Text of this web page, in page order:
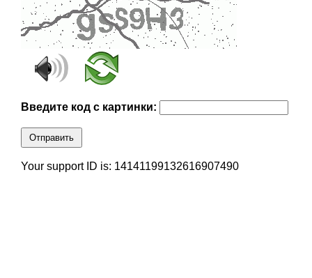
Введите код с картинки:
Отправить
Your support ID is: 14141199132616907490